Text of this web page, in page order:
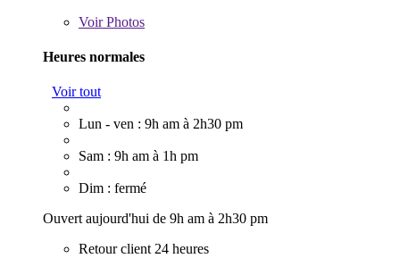
VoirPhotos
Heures normales
Voir tout
Lun - ven : 9h am à 2h30 pm
Sam : 9h am à 1h pm
Dim : fermé
Ouvert aujourd'hui de 9h am à 2h30 pm
Retour client 24 heures